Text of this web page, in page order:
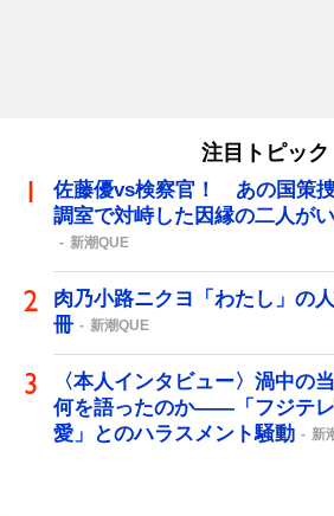
注目トピック
佐藤優vs検察官！ あの国策
調室で対峙した因縁の二人が
新潮QUE
肉乃小路ニクヨ「わたし」の
冊
新潮QUE
〈本人インタビュー〉渦中の
何を語ったのか――「フジテ
愛」とのハラスメント騒動
新